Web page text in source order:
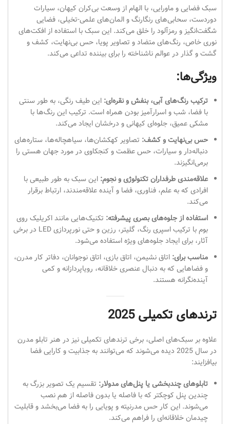
سبک فضایی و ماورایی، با الهام از وسعت بی‌کران کیهان، سیارات
دوردست، سحابی‌های رنگارنگ و المان‌های علمی-تخیلی، فضایی
شگفت‌انگیز و رمزآلود را خلق می‌کند. این سبک با استفاده از افکت‌های
نوری خاص، رنگ‌های متضاد و تصاویر پویا، حس بی‌نهایت، کشف و
گشت و گذار در عوالم ناشناخته را برای بیننده تداعی می‌کند.
ویژگی‌ها:
ترکیب رنگ‌های آبی، بنفش و نقره‌ای: این طیف رنگی، به طور سنتی
با فضا، شب و اسرارآمیز بودن همراه است. ترکیب این رنگ‌ها با
مشکی عمیق، جلوه‌ای کیهانی و درخشان ایجاد می‌کند.
حس بی‌نهایت و کشف: تصاویر کهکشان‌ها، سیاهچاله‌ها، ستاره‌های
دنباله‌دار و سیارات، حس عظمت و کنجکاوی در مورد جهان هستی را
برمی‌انگیزند.
علاقه‌مندی طرفداران تکنولوژی و نجوم: این سبک به طور طبیعی با
افرادی که به علم، فناوری، فضا و آینده علاقه‌مندند، ارتباط برقرار
می‌کند.
استفاده از جلوه‌های بصری پیشرفته: تکنیک‌هایی مانند اکریلیک روی
بوم با ترکیب اسپری رنگ، گلیتر، رزین و حتی نورپردازی LED در برخی
آثار، برای ایجاد جلوه‌های ویژه استفاده می‌شود.
مناسب برای: اتاق نشیمن، اتاق بازی، اتاق نوجوانان، دفاتر کار مدرن،
و فضاهایی که به دنبال عنصری خلاقانه، رویاپردازانه و کمی
آینده‌نگرانه هستند.
ترندهای تکمیلی 2025
علاوه بر سبک‌های اصلی، برخی ترندهای تکمیلی نیز در هنر تابلو مدرن
در سال 2025 دیده می‌شوند که می‌توانند به جذابیت و کارایی فضا
بیافزایند:
تابلوهای چندبخشی یا پنل‌های مدولار: تقسیم یک تصویر بزرگ به
چندین پنل کوچکتر که با فاصله یا بدون فاصله از هم نصب
می‌شوند. این کار حس مدرنیته و پویایی را به فضا می‌بخشد و قابلیت
چیدمان خلاقانه‌ای را فراهم می‌کند.